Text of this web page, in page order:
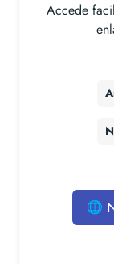
Accede
🌐